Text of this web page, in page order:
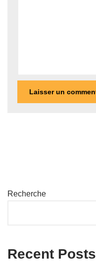
Recherche
Recent Posts